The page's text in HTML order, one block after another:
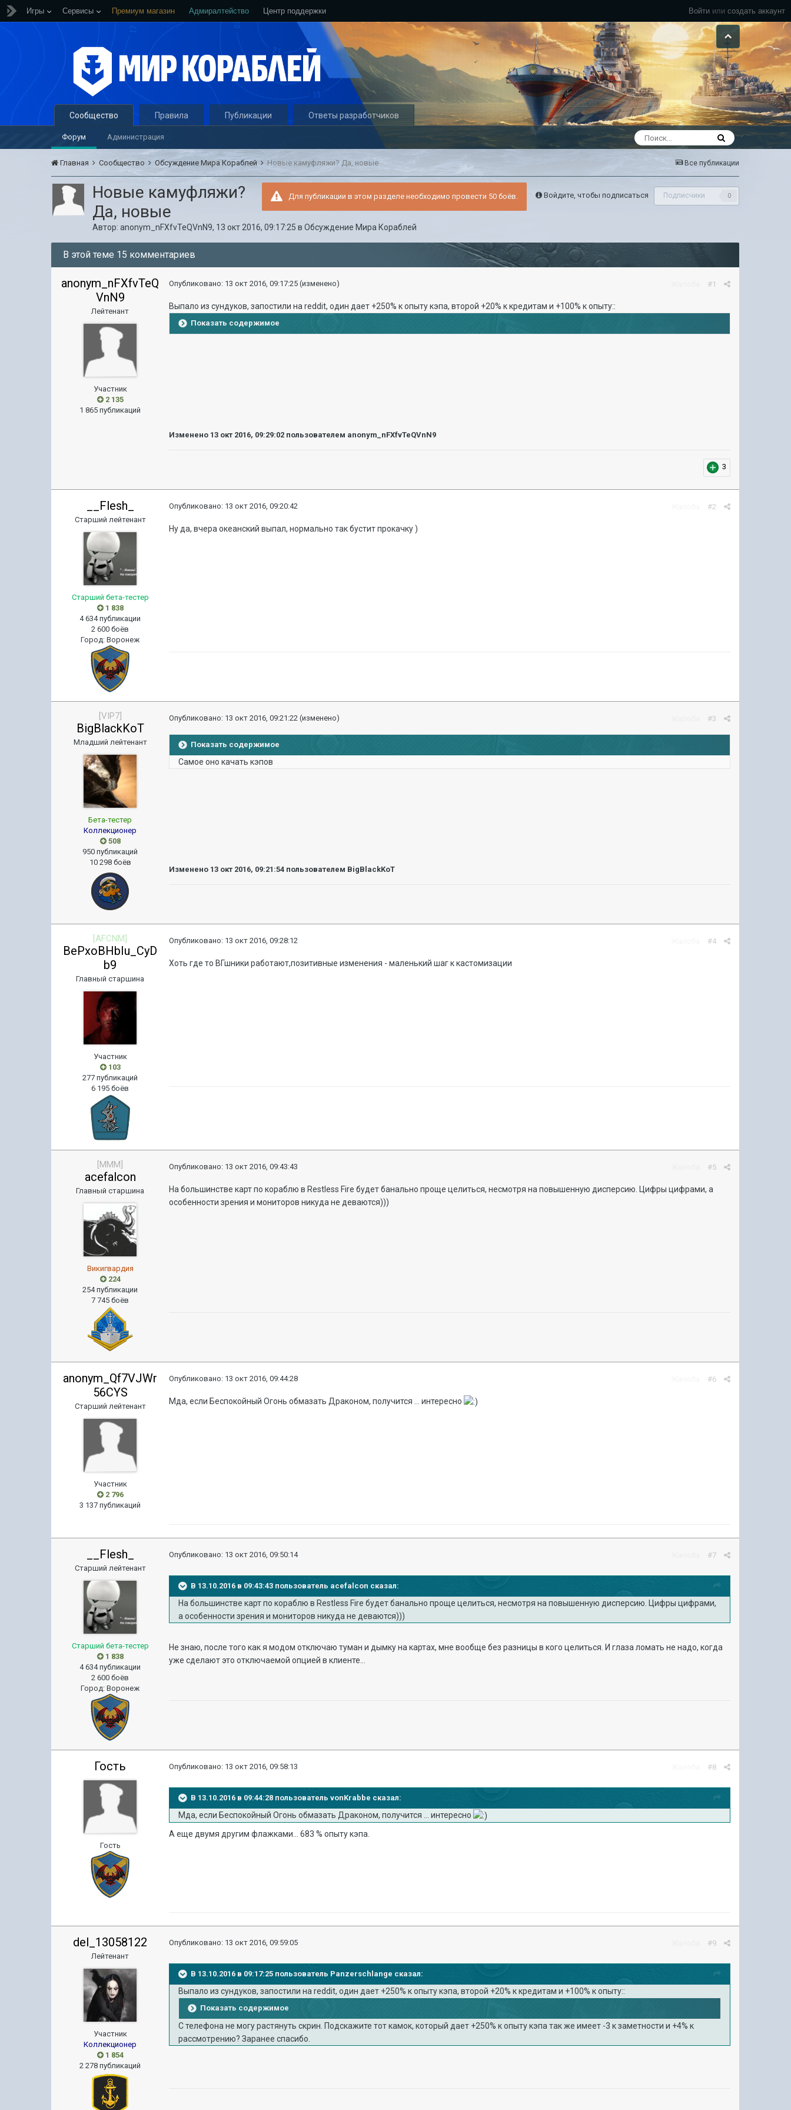
Войти или создать аккаунт
Игры Сервисы Премиум магазин Адмиралтейство Центр поддержки
Сообщество
Форум Администрация
Правила Публикации Ответы разработчиков
Все публикации
Главная Сообщество Обсуждение Мира Кораблей Новые камуфляжи? Да, новые
Войдите, чтобы подписаться Подписчики 0
Для публикации в этом разделе необходимо провести 50 боёв.
Новые камуфляжи?
Да, новые
Автор:anonym_nFXfvTeQVnN9, 13 окт 2016, 09:17:25 вОбсуждение Мира Кораблей
В этой теме 15 комментариев
anonym_nFXfvTeQ
VnN9
Лейтенант
Участник
2 135
1 865 публикаций
#1
Опубликовано: 13 окт 2016, 09:17:25 (изменено)
Выпало из сундуков, запостили на reddit, один дает +250% к опыту кэпа, второй +20% к кредитам и +100% к опыту::
Показать содержимое
Изменено 13 окт 2016, 09:29:02 пользователем anonym_nFXfvTeQVnN9
3
__Flesh_
Старший лейтенант
Старший бета-тестер
1 838
4 634 публикации
2 600 боёв
Город:Воронеж
#2
Опубликовано: 13 окт 2016, 09:20:42
Ну да, вчера океанский выпал, нормально так бустит прокачку )
[VIP7]
BigBlackKoT
Младший лейтенант
Бета-тестер
Коллекционер
508
950 публикаций
10 298 боёв
#3
Опубликовано: 13 окт 2016, 09:21:22 (изменено)
Показать содержимое
Самое оно качать кэпов
Изменено 13 окт 2016, 09:21:54 пользователем BigBlackKoT
[AFCNM]
BePxoBHbIu_CyD
b9
Главный старшина
Участник
103
277 публикаций
6 195 боёв
#4
Опубликовано: 13 окт 2016, 09:28:12
Хоть где то ВГшники работают,позитивные изменения - маленький шаг к кастомизации
[MMM]
acefalcon
Главный старшина
Викигвардия
224
254 публикации
7 745 боёв
#5
Опубликовано: 13 окт 2016, 09:43:43
На большинстве карт по кораблю в Restless Fire будет банально проще целиться, несмотря на повышенную дисперсию. Цифры цифрами, а
особенности зрения и мониторов никуда не деваются)))
anonym_Qf7VJWr
56CYS
Старший лейтенант
Участник
2 796
3 137 публикаций
#6
Опубликовано: 13 окт 2016, 09:44:28
Мда, если Беспокойный Огонь обмазать Драконом, получится ... интересно
__Flesh_
Старший лейтенант
Старший бета-тестер
1 838
4 634 публикации
2 600 боёв
Город:Воронеж
#7
Опубликовано: 13 окт 2016, 09:50:14
В 13.10.2016 в 09:43:43 пользователь acefalcon сказал:
На большинстве карт по кораблю в Restless Fire будет банально проще целиться, несмотря на повышенную дисперсию. Цифры цифрами,
а особенности зрения и мониторов никуда не деваются)))
Не знаю, после того как я модом отключаю туман и дымку на картах, мне вообще без разницы в кого целиться. И глаза ломать не надо, когда
уже сделают это отключаемой опцией в клиенте...
Гость
Гость
#8
Опубликовано: 13 окт 2016, 09:58:13
В 13.10.2016 в 09:44:28 пользователь vonKrabbe сказал:
Мда, если Беспокойный Огонь обмазать Драконом, получится ... интересно
А еще двумя другим флажками... 683 % опыту кэпа.
del_13058122
Лейтенант
Участник
Коллекционер
1 854
2 278 публикаций
#9
Опубликовано: 13 окт 2016, 09:59:05
В 13.10.2016 в 09:17:25 пользователь Panzerschlange сказал:
Выпало из сундуков, запостили на reddit, один дает +250% к опыту кэпа, второй +20% к кредитам и +100% к опыту::
Показать содержимое
С телефона не могу растянуть скрин. Подскажите тот камок, который дает +250% к опыту кэпа так же имеет -3 к заметности и +4% к
рассмотрению? Заранее спасибо.